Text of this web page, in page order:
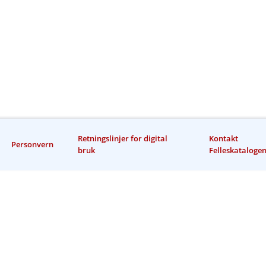
Personvern
Retningslinjer for digital
bruk
Kontakt
Felleskatalogen